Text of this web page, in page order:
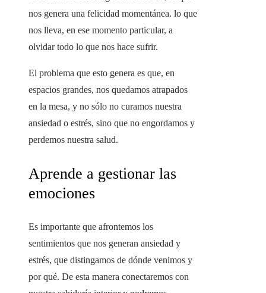
nos genera una felicidad momentánea. lo que
nos lleva, en ese momento particular, a
olvidar todo lo que nos hace sufrir.
El problema que esto genera es que, en
espacios grandes, nos quedamos atrapados
en la mesa, y no sólo no curamos nuestra
ansiedad o estrés, sino que no engordamos y
perdemos nuestra salud.
Aprende a gestionar las
emociones
Es importante que afrontemos los
sentimientos que nos generan ansiedad y
estrés, que distingamos de dónde venimos y
por qué. De esta manera conectaremos con